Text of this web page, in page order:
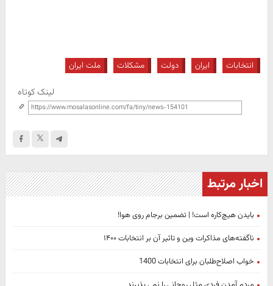
انتخابات ایران دولت مشکلات ملت ایران
لینک کوتاه
اخبار مرتبط
بایدن هیچ‌کاره است! | تضمین برجام روی هوا!
ناگفته‌های مذاکرات وین و تاثیر آن بر انتخابات ۱۴۰۰
خواب اصلاح‌طلبان برای انتخابات 1400